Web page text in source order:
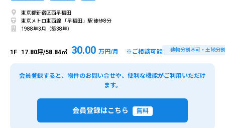
東京都新宿区西早稲田
東京メトロ東西線 「早稲田」駅 徒歩8分
1988年3月（築38年）
1F 17.80坪/58.84㎡ 30.00 万円/月 ※ご相談可能 建物分割不可・土地分
会員登録すると、物件のお問い合せや、便利な機能がご利用いただけ
ます。
会員登録はこちら 無料